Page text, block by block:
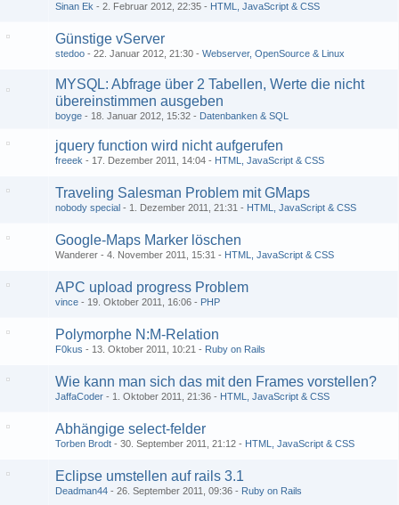
Sinan Ek 2. Februar 2012, 22:35 HTML, JavaScript & CSS
Günstige vServer
stedoo 22. Januar 2012, 21:30 Webserver, OpenSource & Linux
MYSQL: Abfrage über 2 Tabellen, Werte die nicht
übereinstimmen ausgeben
boyge 18. Januar 2012, 15:32 Datenbanken & SQL
jquery function wird nicht aufgerufen
freeek 17. Dezember 2011, 14:04 HTML, JavaScript & CSS
Traveling Salesman Problem mit GMaps
nobody special 1. Dezember 2011, 21:31 HTML, JavaScript & CSS
Google-Maps Marker löschen
Wanderer 4. November 2011, 15:31 HTML, JavaScript & CSS
APC upload progress Problem
vince 19. Oktober 2011, 16:06 PHP
Polymorphe N:M-Relation
F0kus 13. Oktober 2011, 10:21 Ruby on Rails
Wie kann man sich das mit den Frames vorstellen?
JaffaCoder 1. Oktober 2011, 21:36 HTML, JavaScript & CSS
Abhängige select-felder
Torben Brodt 30. September 2011, 21:12 HTML, JavaScript & CSS
Eclipse umstellen auf rails 3.1
Deadman44 26. September 2011, 09:36 Ruby on Rails